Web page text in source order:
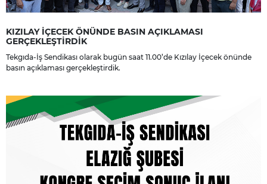
KIZILAY İÇECEK ÖNÜNDE BASIN AÇIKLAMASI
GERÇEKLEŞTİRDİK
Tekgıda-İş Sendikası olarak bugün saat 11.00’de Kızılay İçecek önünde
basın açıklaması gerçekleştirdik.